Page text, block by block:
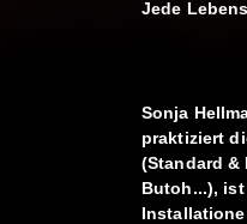
Jede
Sonja
praktiziert
(Standard &
Butoh...),